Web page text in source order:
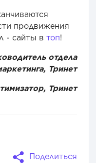
продвижения
- сайты в топ!
отдела
Тринет
Тринет
Поделиться